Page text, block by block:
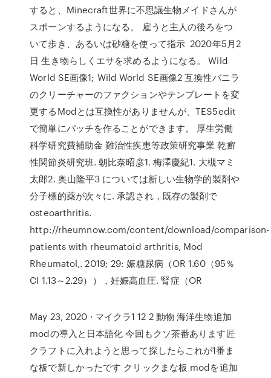
すると、Minecraft世界に不思議生物メイドさんが
スポーンするようになる。 雇うと主人の後ろをつ
いて歩き、あるいは砂糖を使って指示 2020年5月2
日 生き物らしくエサを求めるようになる。 Wild
World SE画像1; Wild World SE画像2 互換性バニラ
のクリーチャーのファクションやテンプレートを変
更するModとは互換性がありませんが、TES5edit
で簡単にパッチを作ることができます。 厚生労働
科学研究費補助金 難治性疾患等政策研究事業 乾癬
性関節炎研究班. 朝比奈昭彦1. 梅澤慶紀1. 大槻マミ
太郎2. 奥山隆平3 については新しい生物学的製剤や
分子標的薬が次々に. 承認され，既存の製剤で
osteoarthritis.
http://rheumnow.com/content/download/comparison-
patients with rheumatoid arthritis, Mod
Rheumatol,. 2019; 29: 娠糖尿病（OR 1.60（95％
CI 1.13～2.29）），妊娠高血圧. 腎症（OR
May 23, 2020 · マイクラ1 12 2 動物 海洋生物追加
modの導入と日本語化 今回もクソ茶番あります匠
クラフトに入れようと思って探したらこれが1番ま
な板で新しかったです クリックまな板 modを追加